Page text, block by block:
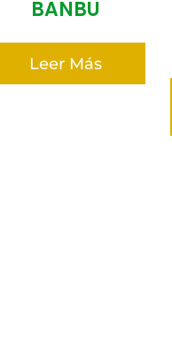
BANBU
Leer Más